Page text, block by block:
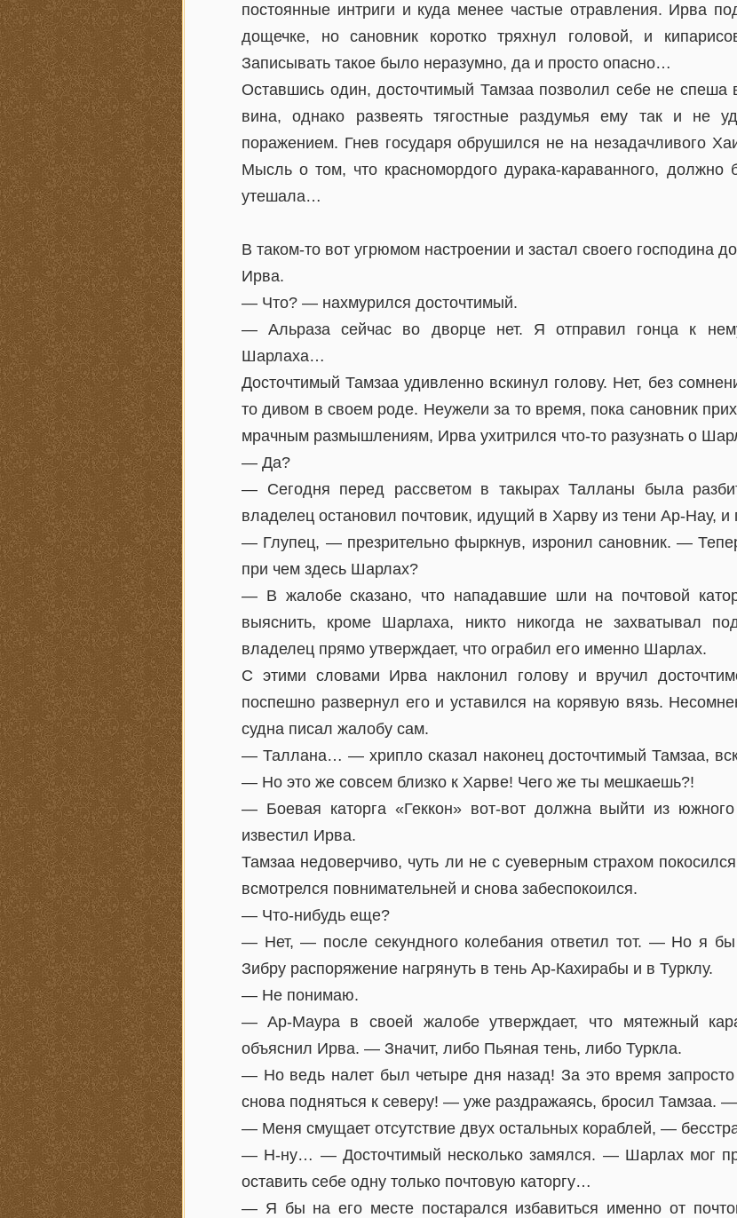
постоянные интриги и куда менее частые отравления. Ирва
дощечке, но сановник коротко тряхнул головой, и
Записывать такое было неразумно, да и просто опасно…
Оставшись один, досточтимый Тамзаа позволил себе не спеша
вина, однако развеять тягостные раздумья ему так и не
поражением. Гнев государя обрушился не на незадачливого
Мысль о том, что красномордого дурака-караванного,
утешала…
В таком-то вот угрюмом настроении и застал своего господина
Ирва.
— Что? — нахмурился досточтимый.
— Альраза сейчас во дворце нет. Я отправил гонца к
Шарлаха…
Досточтимый Тамзаа удивленно вскинул голову. Нет, без
то дивом в своем роде. Неужели за то время, пока сановник
мрачным размышлениям, Ирва ухитрился что-то разузнать о
— Да?
— Сегодня перед рассветом в такырах Талланы была
владелец остановил почтовик, идущий в Харву из тени Ар-Нау,
— Глупец, — презрительно фыркнув, изронил сановник. —
при чем здесь Шарлах?
— В жалобе сказано, что нападавшие шли на почтовой
выяснить, кроме Шарлаха, никто никогда не захватывал
владелец прямо утверждает, что ограбил его именно Шарлах.
С этими словами Ирва наклонил голову и вручил
поспешно развернул его и уставился на корявую вязь.
судна писал жалобу сам.
— Таллана… — хрипло сказал наконец досточтимый Тамзаа,
— Но это же совсем близко к Харве! Чего же ты мешкаешь?!
— Боевая каторга «Геккон» вот-вот должна выйти из
известил Ирва.
Тамзаа недоверчиво, чуть ли не с суеверным страхом
всмотрелся повнимательней и снова забеспокоился.
— Что-нибудь еще?
— Нет, — после секундного колебания ответил тот. — Но я бы
Зибру распоряжение нагрянуть в тень Ар-Кахирабы и в Турклу.
— Не понимаю.
— Ap-Maypa в своей жалобе утверждает, что мятежный
объяснил Ирва. — Значит, либо Пьяная тень, либо Туркла.
— Но ведь налет был четыре дня назад! За это время
снова подняться к северу! — уже раздражаясь, бросил Тамзаа.
— Меня смущает отсутствие двух остальных кораблей, —
— Н-ну… — Досточтимый несколько замялся. — Шарлах мог
оставить себе одну только почтовую каторгу…
— Я бы на его месте постарался избавиться именно от